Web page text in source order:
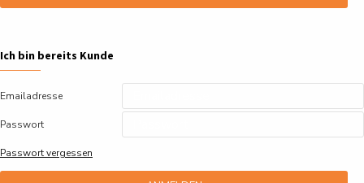
Ich bin bereits Kunde
Emailadresse
Passwort
Passwort vergessen